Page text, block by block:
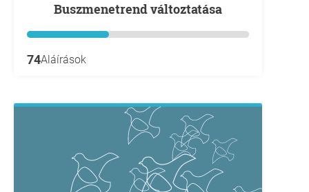
Buszmenetrend változtatása
74Aláírások